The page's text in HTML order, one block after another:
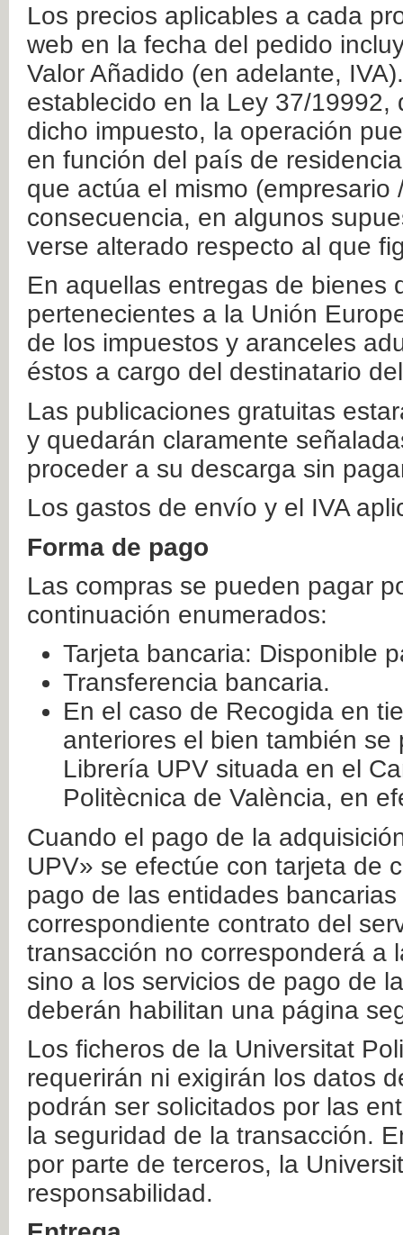
Los precios aplicables a cada
web en la fecha del pedido
Valor Añadido (en adelante,
establecido en la Ley 37/
dicho impuesto, la operación
en función del país de
que actúa el mismo
consecuencia, en algunos
verse alterado respecto al que
En aquellas entregas de bienes
pertenecientes a la Unión
de los impuestos y aranceles
éstos a cargo del destinatario
Las publicaciones gratuitas
y quedarán claramente
proceder a su descarga sin
Los gastos de envío y el IVA
Forma de pago
Las compras se pueden pagar
continuación enumerados:
Tarjeta bancaria: Disponible
Transferencia bancaria.
En el caso de Recogida en
anteriores el bien también
Librería UPV situada en el
Politècnica de València, en
Cuando el pago de la
UPV» se efectúe con tarjeta de
pago de las entidades
correspondiente contrato del
transacción no corresponderá a
sino a los servicios de pago de
deberán habilitan una página
Los ficheros de la Universitat
requerirán ni exigirán los datos
podrán ser solicitados por las
la seguridad de la transacción.
por parte de terceros, la
responsabilidad.